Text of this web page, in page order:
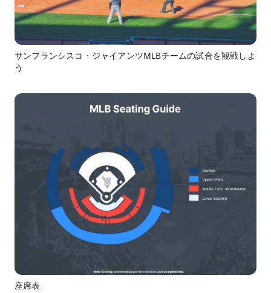
サンフランシスコ・ジャイアンツMLBチームの試合を観戦しよ
う
座席表